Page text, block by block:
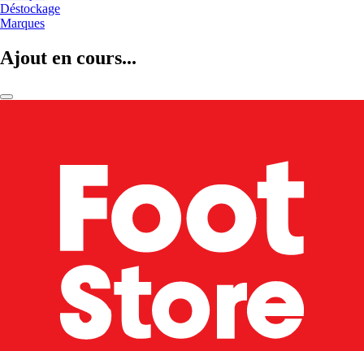
Déstockage
Marques
Ajout en cours...